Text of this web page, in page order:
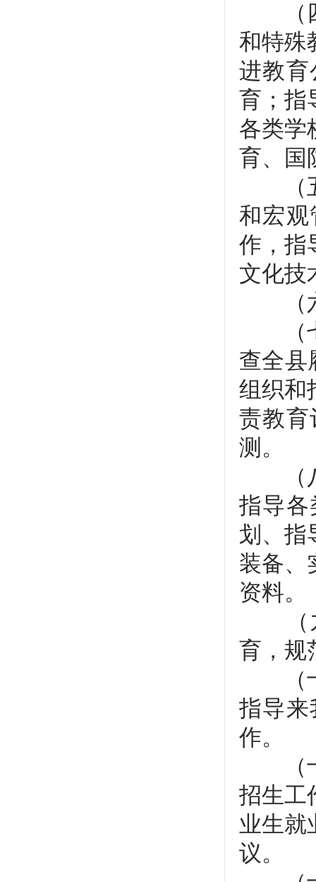
（四
和特殊
进教育
育；指
各类学
育、国
（五
和宏观
作，指
文化技
（六
（七
查全县
组织和
责教育
测。
（八
指导各
划、指
装备、
资料。
（九
育，规
（十
指导来
作。
（十
招生工
业生就
议。